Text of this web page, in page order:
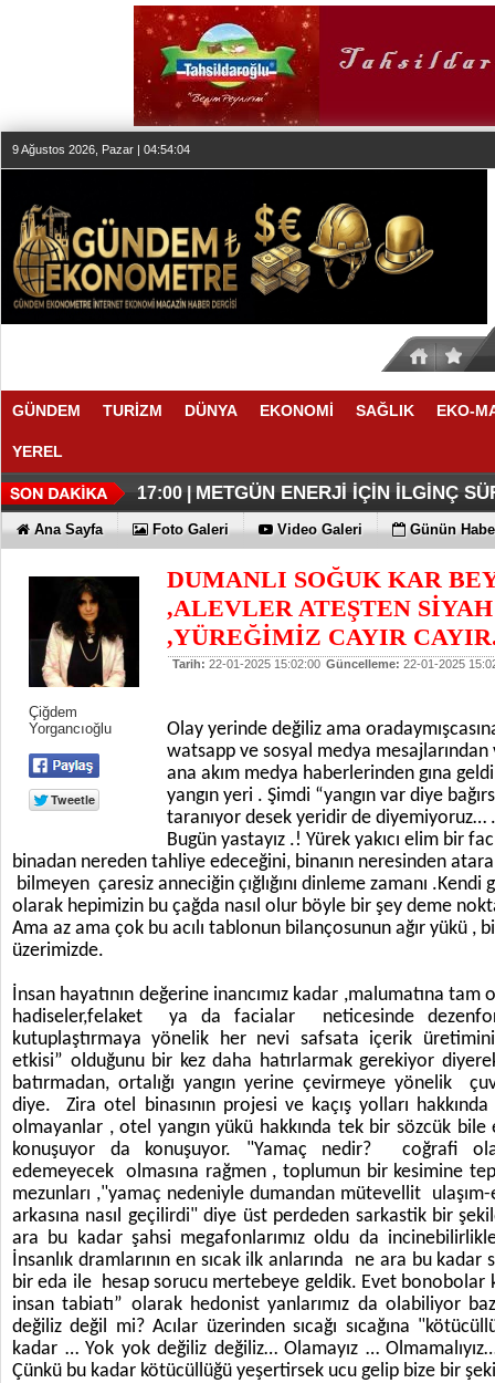
9 Ağustos 2026, Pazar | 04:54:05
GÜNDEM TURİZM DÜNYA EKONOMİ SAĞLIK EKO-
YEREL
17:11 |O ANLAŞMADA NELER VAR
17:08 |O TAHMİNDE YÜKSELME VAR
17:00 | METGÜN ENERJİ İÇİN İLGİNÇ
12:17 |THY REKOR KIRMAYI SEVİYOR
12:02 |ÖZEL FİYATLARLA GELDİLER
11:56 |İŞTE HONOR MAGIC V6
11:53 |TECNO'DA YENİLİKLER VAR
Ana Sayfa Foto Galeri Video Galeri Günün
Çiğdem
Yorgancıoğlu
DUMANLI SOĞUK KAR
,ALEVLER ATEŞTEN
,YÜREĞİMİZ CAYIR
Tarih: 22-01-2025 15:02:00 Güncelleme: 22-01-2025
Olay yerinde değiliz ama
watsapp ve sosyal medya mesajlarından
ana akım medya haberlerinden gına
yangın yeri . Şimdi “yangın var diye
taranıyor desek yeridir de diyemiyoruz…
Bugün yastayız .! Yürek yakıcı elim bir
binadan nereden tahliye edeceğini, binanın neresinden
bilmeyen çaresiz anneciğin çığlığını dinleme zamanı
olarak hepimizin bu çağda nasıl olur böyle bir şey deme
Ama az ama çok bu acılı tablonun bilançosunun ağır yükü ,
üzerimizde.
İnsan hayatının değerine inancımız kadar ,malumatına tam
hadiseler,felaket ya da facialar neticesinde
kutuplaştırmaya yönelik her nevi safsata içerik
etkisi” olduğunu bir kez daha hatırlarmak gerekiyor
batırmadan, ortalığı yangın yerine çevirmeye yönelik
diye. Zira otel binasının projesi ve kaçış yolları
olmayanlar , otel yangın yükü hakkında tek bir sözcük bile
konuşuyor da konuşuyor. "Yamaç nedir? coğrafi
edemeyecek olmasına rağmen , toplumun bir kesimine
mezunları ,"yamaç nedeniyle dumandan mütevellit ulaşım-
arkasına nasıl geçilirdi" diye üst perdeden sarkastik bir
ara bu kadar şahsi megafonlarımız oldu da
İnsanlık dramlarının en sıcak ilk anlarında ne ara bu
bir eda ile hesap sorucu mertebeye geldik. Evet bonobolar
insan tabiatı” olarak hedonist yanlarımız da olabiliyor
değiliz değil mi? Acılar üzerinden sıcağı sıcağına
kadar … Yok yok değiliz değiliz… Olamayız …
Çünkü bu kadar kötücüllüğü yeşertirsek ucu gelip bize bir